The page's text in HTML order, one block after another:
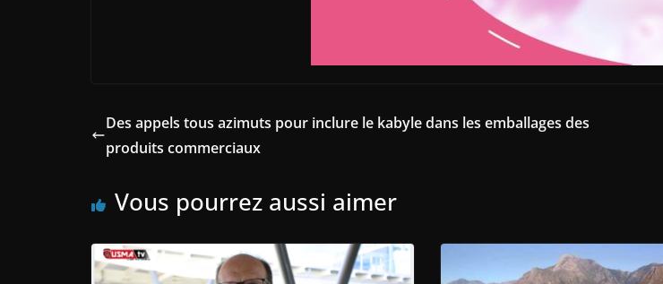
Des appels tous azimuts pour inclure le kabyle dans les emballages des
produits commerciaux
Vous pourrez aussi aimer